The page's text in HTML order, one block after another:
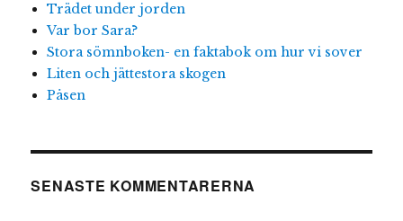
Trädet under jorden
Var bor Sara?
Stora sömnboken- en faktabok om hur vi sover
Liten och jättestora skogen
Påsen
SENASTE KOMMENTARERNA